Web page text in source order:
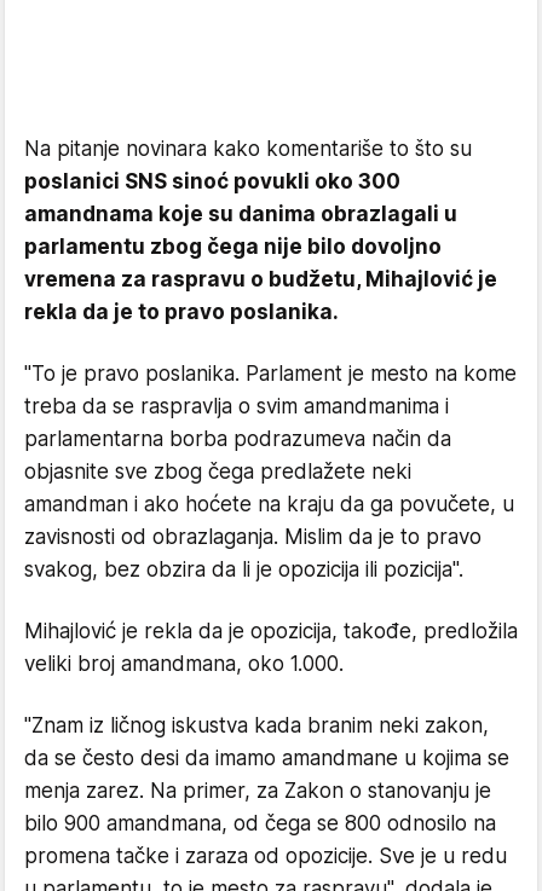
Na pitanje novinara kako komentariše to što su
poslanici SNS sinoć povukli oko 300
amandnama koje su danima obrazlagali u
parlamentu zbog čega nije bilo dovoljno
vremena za raspravu o budžetu, Mihajlović je
rekla da je to pravo poslanika.
"To je pravo poslanika. Parlament je mesto na kome
treba da se raspravlja o svim amandmanima i
parlamentarna borba podrazumeva način da
objasnite sve zbog čega predlažete neki
amandman i ako hoćete na kraju da ga povučete, u
zavisnosti od obrazlaganja. Mislim da je to pravo
svakog, bez obzira da li je opozicija ili pozicija".
Mihajlović je rekla da je opozicija, takođe, predložila
veliki broj amandmana, oko 1.000.
"Znam iz ličnog iskustva kada branim neki zakon,
da se često desi da imamo amandmane u kojima se
menja zarez. Na primer, za Zakon o stanovanju je
bilo 900 amandmana, od čega se 800 odnosilo na
promena tačke i zaraza od opozicije. Sve je u redu